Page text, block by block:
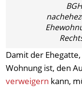
Damit der
Wohnung ist, den
verweigern kann,